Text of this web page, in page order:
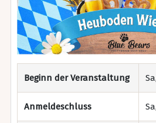
Beginn der Veranstaltung
Anmeldeschluss